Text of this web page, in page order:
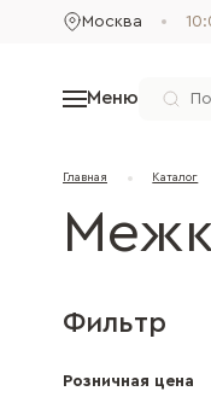
Москва
Меню
Главная Каталог
Фильтр
Розничная цена